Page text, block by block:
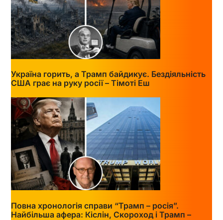
Україна горить, а Трамп байдикує. Бездіяльність
США грає на руку росії – Тімоті Еш
Повна хронологія справи “Трамп – росія”.
Найбільша афера: Кіслін, Скороход і Трамп –